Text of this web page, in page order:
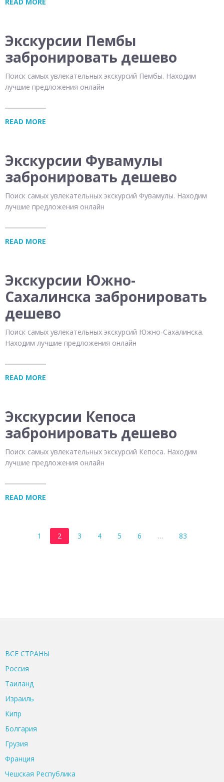
READ MORE
Экскурсии Пембы
забронировать дешево
Поиск самых увлекательных экскурсий Пембы. Находим
лучшие предложения онлайн
READ MORE
Экскурсии Фувамулы
забронировать дешево
Поиск самых увлекательных экскурсий Фувамулы. Находим
лучшие предложения онлайн
READ MORE
Экскурсии Южно-
Сахалинска забронировать
дешево
Поиск самых увлекательных экскурсий Южно-Сахалинска.
Находим лучшие предложения онлайн
READ MORE
Экскурсии Кепоса
забронировать дешево
Поиск самых увлекательных экскурсий Кепоса. Находим
лучшие предложения онлайн
READ MORE
1 2 3 4 5 6 … 83
ВСЕ CТРАНЫ
Россия
Таиланд
Израиль
Кипр
Болгария
Грузия
Франция
Чешская Республика